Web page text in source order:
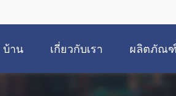
บ้าน เกี่ยวกับเรา ผลิตภัณฑ์